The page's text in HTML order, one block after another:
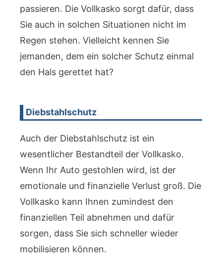
passieren. Die Vollkasko sorgt dafür, dass
Sie auch in solchen Situationen nicht im
Regen stehen. Vielleicht kennen Sie
jemanden, dem ein solcher Schutz einmal
den Hals gerettet hat?
Diebstahlschutz
Auch der Diebstahlschutz ist ein
wesentlicher Bestandteil der Vollkasko.
Wenn Ihr Auto gestohlen wird, ist der
emotionale und finanzielle Verlust groß. Die
Vollkasko kann Ihnen zumindest den
finanziellen Teil abnehmen und dafür
sorgen, dass Sie sich schneller wieder
mobilisieren können.